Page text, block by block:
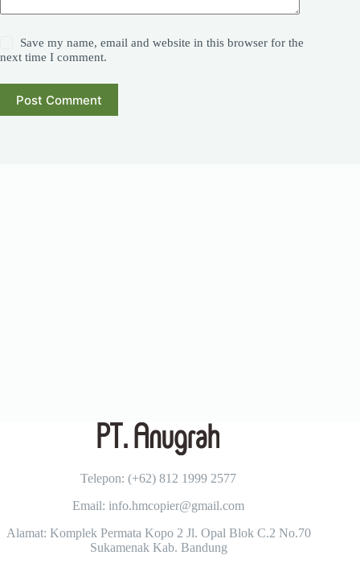
Save my name, email and website in this browser for the
next time I comment.
Post Comment
Telepon: (+62) 812 1999 2577
Email: info.hmcopier@gmail.com
Alamat: Komplek Permata Kopo 2 Jl. Opal Blok C.2 No.70
Sukamenak Kab. Bandung